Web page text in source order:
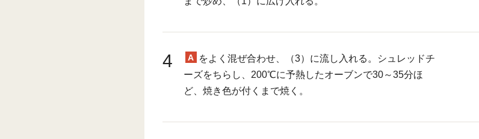
4 A
をよく混ぜ合わせ、（3）に流し入れる。シュレッドチ
ーズをちらし、200℃に予熱したオーブンで30～35分ほ
ど、焼き色が付くまで焼く。